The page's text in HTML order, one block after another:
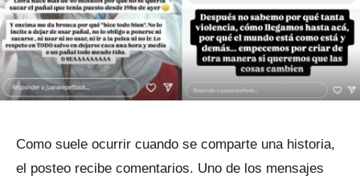
Como suele ocurrir cuando se comparte una historia,
el posteo recibe comentarios. Uno de los mensajes